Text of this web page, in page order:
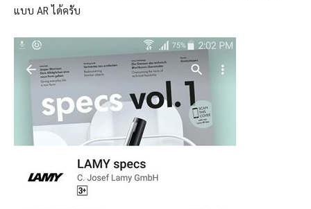
แบบ AR ได้ครับ